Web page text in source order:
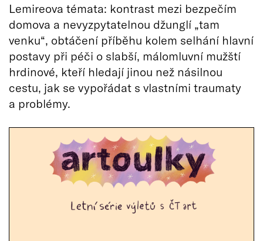
Lemireova témata: kontrast mezi bezpečím
domova a nevyzpytatelnou džunglí „tam
venku“, obtáčení příběhu kolem selhání hlavní
postavy při péči o slabší, málomluvní mužští
hrdinové, kteří hledají jinou než násilnou
cestu, jak se vypořádat s vlastními traumaty
a problémy.